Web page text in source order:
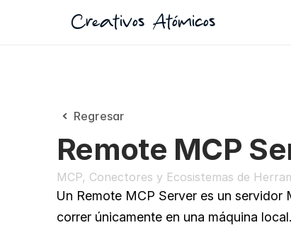
Creativos Atómicos
Regresar
Remote MCP
MCP, Conectores y Ecosistemas de
Un Remote MCP Server es un
correr únicamente en una máquina